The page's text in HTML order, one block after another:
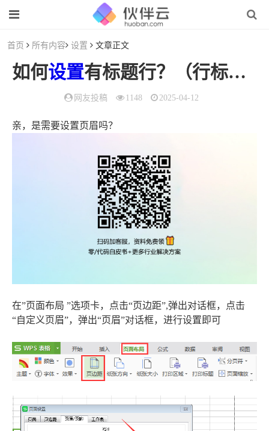
首页 所有内容 设置 文章正文
如何设置有标题行？（行标题怎么
网友投稿 1148 2025-04-12
亲，是需要设置页眉吗？
在”页面布局 ”选项卡，点击“页边距”,弹出对话框，点击
“自定义页眉”，弹出“页眉”对话框，进行设置即可